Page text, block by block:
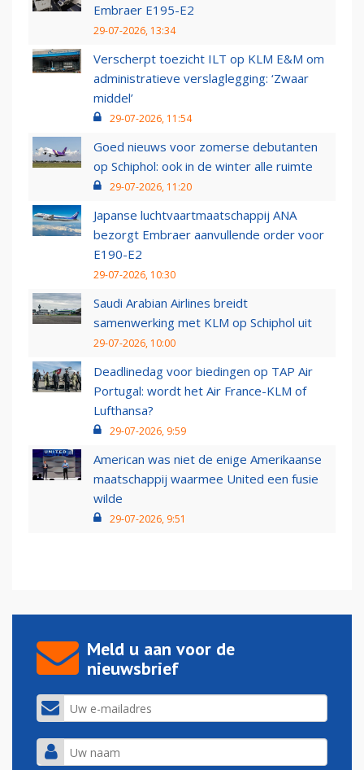
Embraer E195-E2
29-07-2026, 13:34
Verscherpt toezicht ILT op KLM E&M om
administratieve verslaglegging: ‘Zwaar
middel’
29-07-2026, 11:54
Goed nieuws voor zomerse debutanten
op Schiphol: ook in de winter alle ruimte
29-07-2026, 11:20
Japanse luchtvaartmaatschappij ANA
bezorgt Embraer aanvullende order voor
E190-E2
29-07-2026, 10:30
Saudi Arabian Airlines breidt
samenwerking met KLM op Schiphol uit
29-07-2026, 10:00
Deadlinedag voor biedingen op TAP Air
Portugal: wordt het Air France-KLM of
Lufthansa?
29-07-2026, 9:59
American was niet de enige Amerikaanse
maatschappij waarmee United een fusie
wilde
29-07-2026, 9:51
Meld u aan voor de
nieuwsbrief